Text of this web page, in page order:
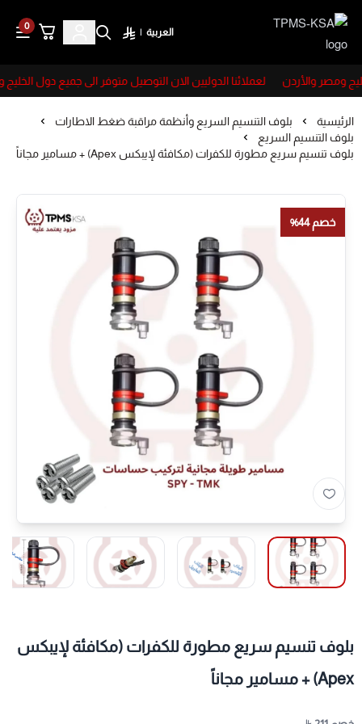
TPMS-KSA
العربية |
0
ومصر والأردن لعملائنا الدوليين الان التوصيل متوفر الى جميع دول الخليج
الرئيسية
بلوف التنسيم السريع وأنظمة مراقبة ضغط الاطارات
بلوف التنسيم السريع
بلوف تنسيم سريع مطورة للكفرات (مكافئة لإيبكس Apex) + مسامير مجاناً
خصم 44%
بلوف تنسيم سريع مطورة للكفرات (مكافئة لإيبكس
Apex) + مسامير مجاناً